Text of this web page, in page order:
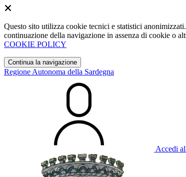
Questo sito utilizza cookie tecnici e statistici
continuazione della navigazione in assenza di cookie o
COOKIE POLICY
Continua la navigazione
Regione Autonoma della Sardegna
Accedi